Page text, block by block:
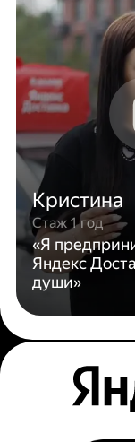
Кристина
Стаж 1 год
«Я
Яндекс
души»